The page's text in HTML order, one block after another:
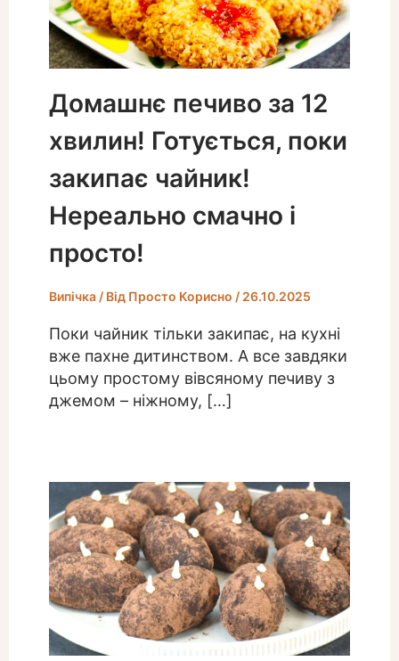
Домашнє печиво за 12
хвилин! Готується, поки
закипає чайник!
Нереально смачно і
просто!
Випічка/ Від Просто Корисно / 26.10.2025
Поки чайник тільки закипає, на кухні
вже пахне дитинством. А все завдяки
цьому простому вівсяному печиву з
джемом – ніжному, […]